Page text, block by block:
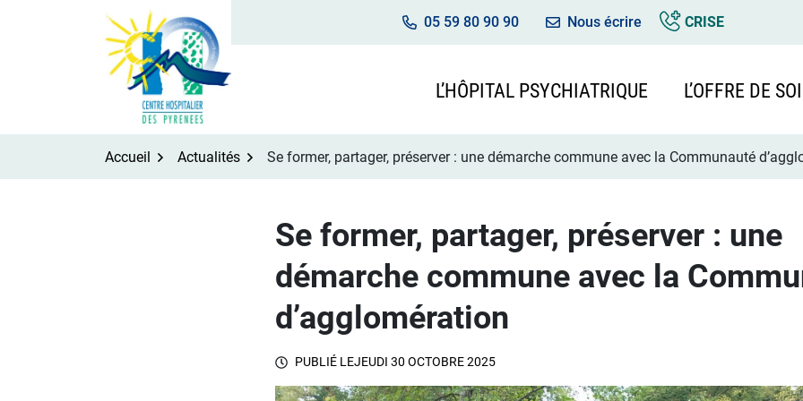
05 59 80 90 90 Nous écrire CRISE
L’HÔPITAL PSYCHIATRIQUE L’OFFRE DE
Accueil Actualités Se former, partager, préserver : une démarche commune avec la Communauté
Se former, partager, préserver : une
démarche commune avec la
d’agglomération
PUBLIÉ LEJEUDI 30 OCTOBRE 2025